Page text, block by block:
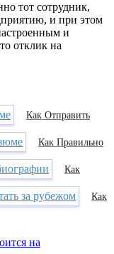
тот сотрудник,
и при этом
и
отклик на
Как Отправить
Как Правильно
Как
Как